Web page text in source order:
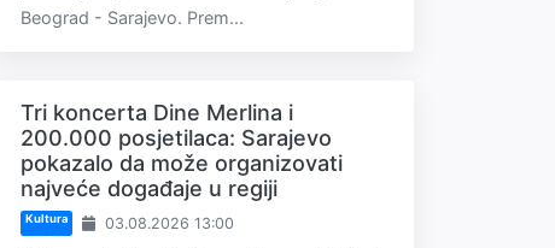
Beograd - Sarajevo. Prem...
Tri koncerta Dine Merlina i
200.000 posjetilaca: Sarajevo
pokazalo da može organizovati
najveće događaje u regiji
Kultura 03.08.2026 13:00